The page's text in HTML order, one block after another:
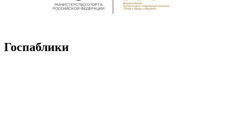
Госпаблики